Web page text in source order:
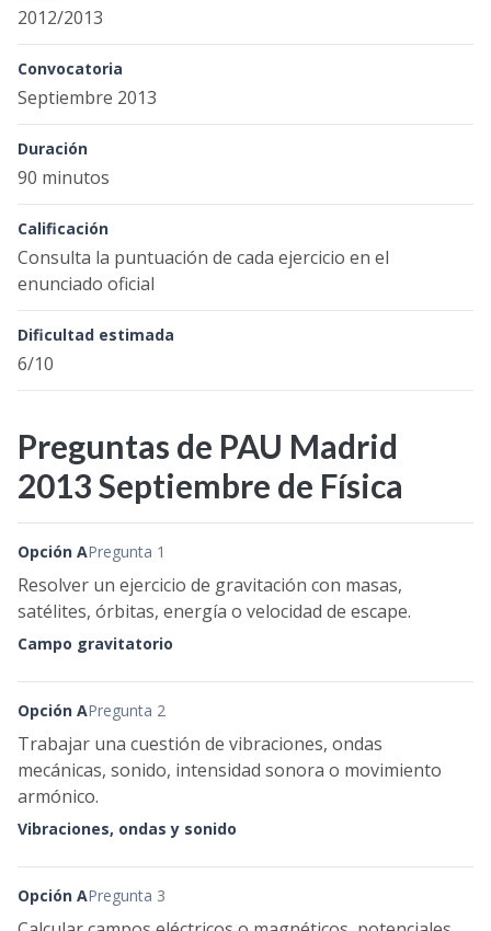
2012/2013
Convocatoria
Septiembre 2013
Duración
90 minutos
Calificación
Consulta la puntuación de cada ejercicio en el
enunciado oficial
Dificultad estimada
6/10
Preguntas de PAU Madrid
2013 Septiembre de Física
Opción APregunta 1
Resolver un ejercicio de gravitación con masas,
satélites, órbitas, energía o velocidad de escape.
Campo gravitatorio
Opción APregunta 2
Trabajar una cuestión de vibraciones, ondas
mecánicas, sonido, intensidad sonora o movimiento
armónico.
Vibraciones, ondas y sonido
Opción APregunta 3